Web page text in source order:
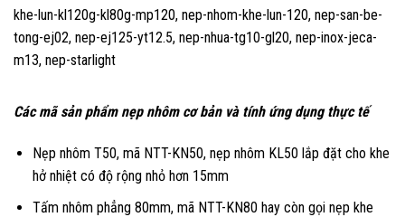
Các mã sản phẩm nẹp nhôm cơ bản và tính ứng dụng thực tế
Nẹp nhôm T50, mã NTT-KN50, nẹp nhôm KL50 lắp đặt cho khe
hở nhiệt có độ rộng nhỏ hơn 15mm
Tấm nhôm phẳng 80mm, mã NTT-KN80 hay còn gọi nẹp khe